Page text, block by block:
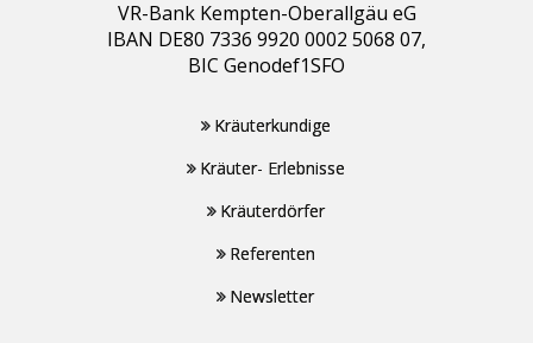
VR-Bank Kempten-Oberallgäu eG
IBAN DE80 7336 9920 0002 5068 07,
BIC Genodef1SFO
Kräuterkundige
Kräuter- Erlebnisse
Kräuterdörfer
Referenten
Newsletter